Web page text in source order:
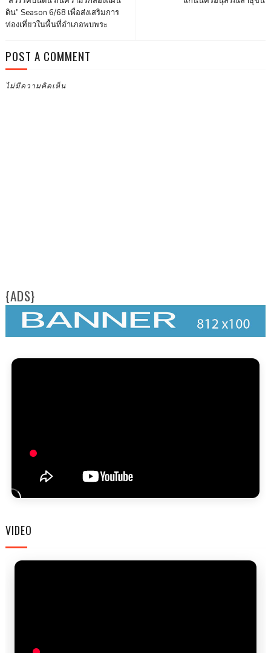
ดิน” Season 6/68 เพื่อส่งเสริมการ
ท่องเที่ยวในพื้นที่อำเภอพบพระ
POST A COMMENT
ไม่มีความคิดเห็น
{ADS}
VIDEO
FAM